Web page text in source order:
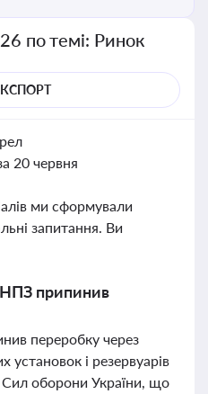
по темі: Ринок
20 червня
ми сформували
запитання. Ви
припинив
переробку через
і резервуарів
Сил оборони України, що